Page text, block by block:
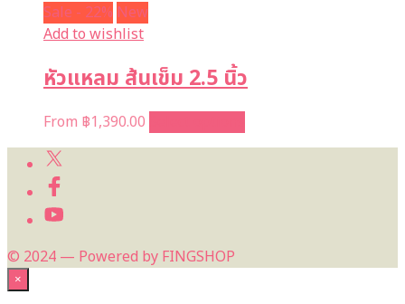
Sale - 22% New
Add to wishlist
หัวแหลม ส้นเข็ม 2.5 นิ้ว
From ฿1,390.00
© 2024 — Powered by FINGSHOP
×